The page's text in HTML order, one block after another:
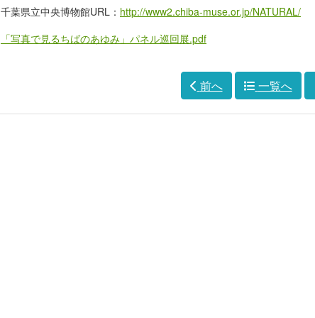
千葉県立中央博物館URL： http://www2.chiba-muse.or.jp/NATURAL/
「写真で見るちばのあゆみ」パネル巡回展.pdf
前へ 一覧へ